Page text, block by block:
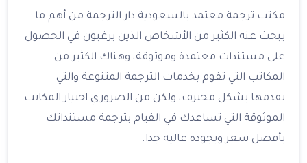
مكتب ترجمة معتمد بالسعودية دار الترجمة من أهم ما
يبحث عنه الكثير من الأشخاص الذين يرغبون في الحصول
على مستندات معتمدة وموثوقة، وهناك الكثير من
المكاتب التي تقوم بخدمات الترجمة المتنوعة والتي
تقدمها بشكل محترف، ولكن من الضروري اختيار المكاتب
الموثوقة التي تساعدك في القيام بترجمة مستنداتك
بأفضل سعر وبجودة عالية جدا.